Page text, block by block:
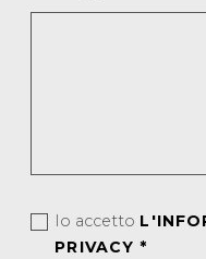
Io accetto
PRIVACY *